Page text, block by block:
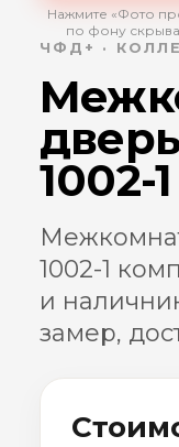
Нажмите «Фото
по фону
ЧФД+ ·
1002-1
1002-1
и
замер,